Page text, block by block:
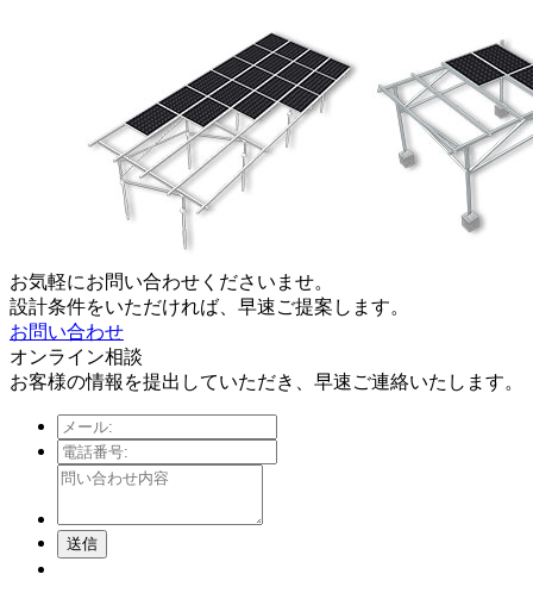
お気軽にお問い合わせくださいませ。
設計条件をいただければ、早速ご提案します。
お問い合わせ
オンライン相談
お客様の情報を提出していただき、早速ご連絡いたします。
送信